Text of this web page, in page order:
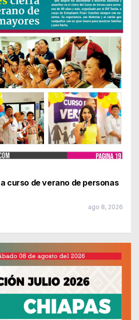
curso de verano de personas
ago 8, 2026